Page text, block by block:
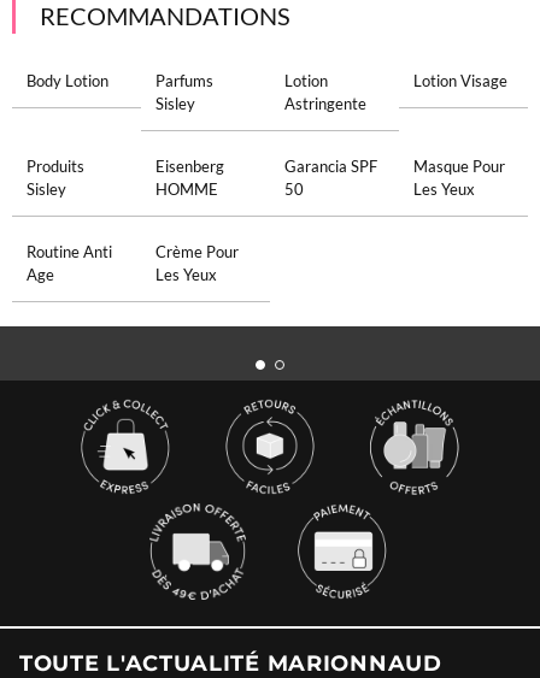
RECOMMANDATIONS
Body Lotion
Parfums
Sisley
Lotion
Astringente
Lotion Visage
Produits
Sisley
Eisenberg
HOMME
Garancia SPF
50
Masque Pour
Les Yeux
Routine Anti
Age
Crème Pour
Les Yeux
TOUTE L'ACTUALITÉ MARIONNAUD